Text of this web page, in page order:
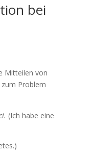
bei
Mitteilen von
Problem
(Ich habe eine